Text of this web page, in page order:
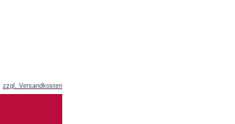
zzgl. Versandkosten